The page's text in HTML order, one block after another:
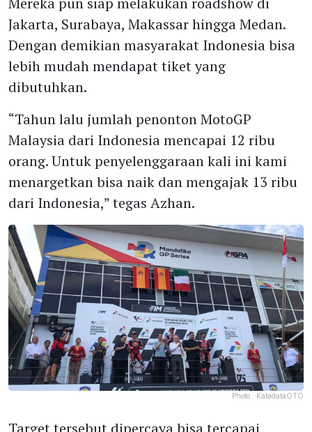
Jakarta, Surabaya, Makassar hingga Medan.
Dengan demikian masyarakat Indonesia bisa
lebih mudah mendapat tiket yang
dibutuhkan.
“Tahun lalu jumlah penonton MotoGP
Malaysia dari Indonesia mencapai 12 ribu
orang. Untuk penyelenggaraan kali ini kami
menargetkan bisa naik dan mengajak 13 ribu
dari Indonesia,” tegas Azhan.
Photo : KatadataOTO